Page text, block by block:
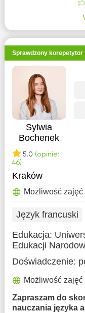
Sprawdzony korepetytor
Sylwia
Bochenek
5.0 (opinie:
46)
Kraków
Możliwość
Język francuski
Edukacja:
Edukacji
Doświadczenie:
Możliwość
Zapraszam do
nauczania języka